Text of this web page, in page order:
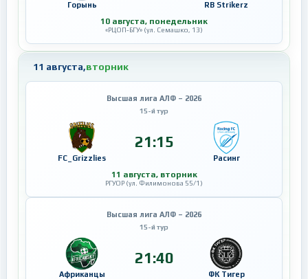
Горынь RB Strikerz
10 августа, понедельник
«РЦОП-БГУ» (ул. Семашко, 13)
11 августа,вторник
Высшая лига АЛФ – 2026
15-й тур
FC_Grizzlies
21:15
Расинг
11 августа, вторник
РГУОР (ул. Филимонова 55/1)
Высшая лига АЛФ – 2026
15-й тур
Африканцы
21:40
ФК Тигер